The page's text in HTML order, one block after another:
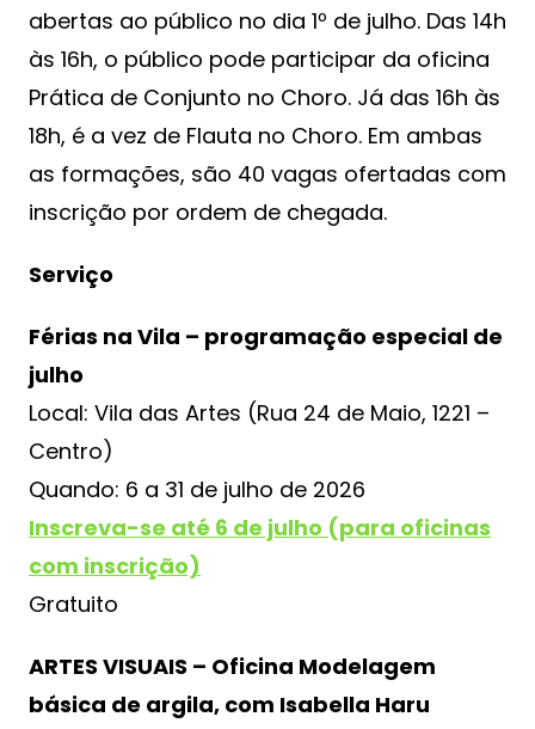
abertas ao público no dia 1º de julho. Das 14h
às 16h, o público pode participar da oficina
Prática de Conjunto no Choro. Já das 16h às
18h, é a vez de Flauta no Choro. Em ambas
as formações, são 40 vagas ofertadas com
inscrição por ordem de chegada.
Serviço
Férias na Vila – programação especial de
julho
Local: Vila das Artes (Rua 24 de Maio, 1221 –
Centro)
Quando: 6 a 31 de julho de 2026
Inscreva-se até 6 de julho (para oficinas
com inscrição)
Gratuito
ARTES VISUAIS – Oficina Modelagem
básica de argila, com Isabella Haru